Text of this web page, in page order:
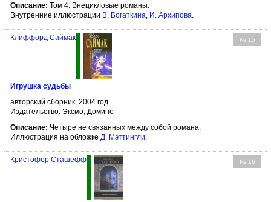
Описание: Том 4. Внецикловые романы.
Внутренние иллюстрации В. Богаткина И. Архипова
№ 15
Клиффорд Саймак
Игрушка судьбы
авторский сборник, 2004 год
Издательство: Эксмо, Домино
Описание: Четыре не связанных между собой романа.
Иллюстрация на обложке Д. Мэттингли
№ 16
Кристофер Сташефф